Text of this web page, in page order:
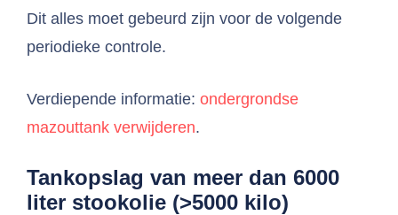
Dit alles moet gebeurd zijn voor de volgende
periodieke controle.
Verdiepende informatie: ondergrondse
mazouttank verwijderen.
Tankopslag van meer dan 6000
liter stookolie (>5000 kilo)